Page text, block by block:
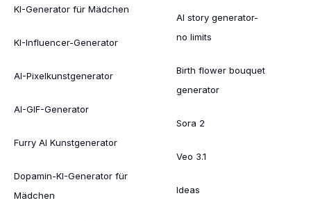
KI-Generator für Mädchen
KI-Influencer-Generator
AI-Pixelkunstgenerator
AI-GIF-Generator
Furry AI Kunstgenerator
Dopamin-KI-Generator für
Mädchen
AI story generator-
no limits
Birth flower bouquet
generator
Sora 2
Veo 3.1
Ideas